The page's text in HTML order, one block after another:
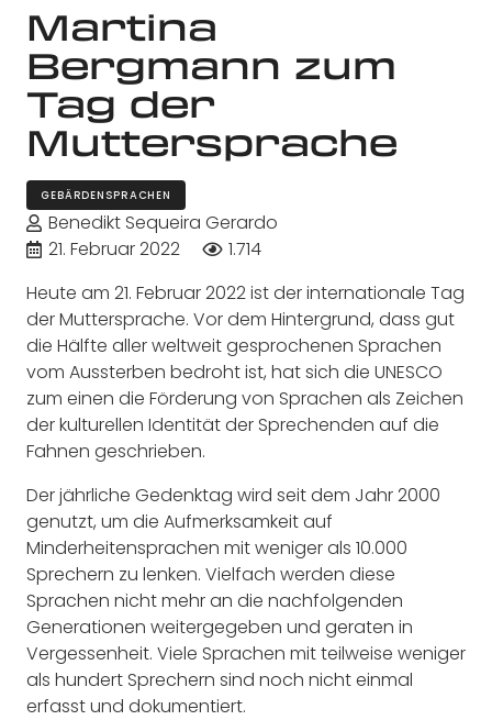
Martina
Bergmann zum
Tag der
Muttersprache
GEBÄRDENSPRACHEN
Benedikt Sequeira Gerardo
21. Februar 2022
1.714
Heute am 21. Februar 2022 ist der internationale Tag
der Muttersprache. Vor dem Hintergrund, dass gut
die Hälfte aller weltweit gesprochenen Sprachen
vom Aussterben bedroht ist, hat sich die UNESCO
zum einen die Förderung von Sprachen als Zeichen
der kulturellen Identität der Sprechenden auf die
Fahnen geschrieben.
Der jährliche Gedenktag wird seit dem Jahr 2000
genutzt, um die Aufmerksamkeit auf
Minderheitensprachen mit weniger als 10.000
Sprechern zu lenken. Vielfach werden diese
Sprachen nicht mehr an die nachfolgenden
Generationen weitergegeben und geraten in
Vergessenheit. Viele Sprachen mit teilweise weniger
als hundert Sprechern sind noch nicht einmal
erfasst und dokumentiert.